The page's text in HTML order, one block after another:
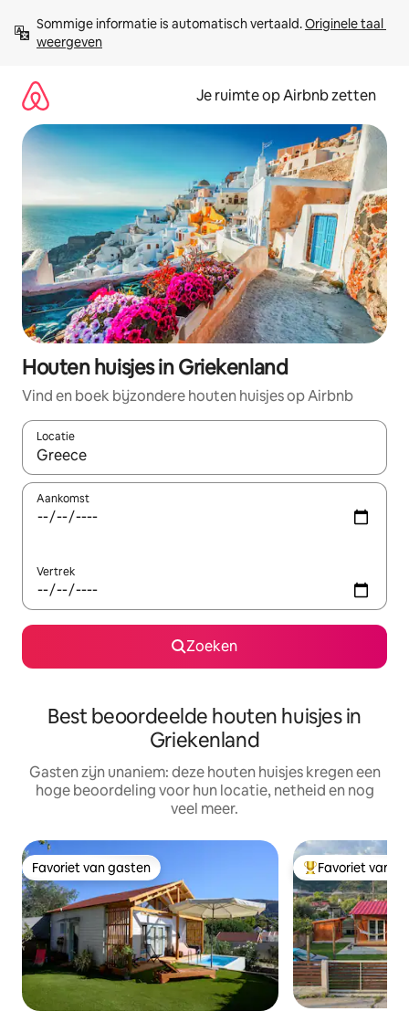
direct
naar
Sommige informatie is automatisch vertaald. Originele taal
weergeven
Je ruimte op Airbnb zetten
Houten huisjes in Griekenland
Vind en boek bijzondere houten huisjes op Airbnb
Locatie
Wanneer er suggesties beschikbaar zijn, maak je een keuze
Aankomst
Vertrek
Zoeken
Best beoordeelde houten huisjes in
Griekenland
Gasten zijn unaniem: deze houten huisjes kregen een
hoge beoordeling voor hun locatie, netheid en nog
veel meer.
Favoriet van gasten
Favoriet van gasten Topfavoriet van
Favoriet van